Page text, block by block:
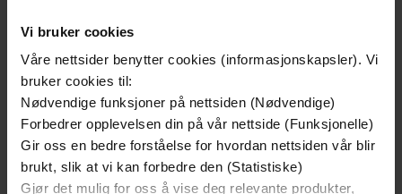
Vi bruker cookies
Våre nettsider benytter cookies (informasjonskapsler). Vi
bruker cookies til:
Nødvendige funksjoner på nettsiden (Nødvendige)
Forbedrer opplevelsen din på vår nettside (Funksjonelle)
Gir oss en bedre forståelse for hvordan nettsiden vår blir
brukt, slik at vi kan forbedre den (Statistiske)
Gjør det mulig for oss å vise deg relevante produkter,
Undertittel The Best Eating Plan to Control Your
Weight and Improve Your Health for Life
Forfattere Marla Heller(forfatter)
Forlag Grand Central Publishing